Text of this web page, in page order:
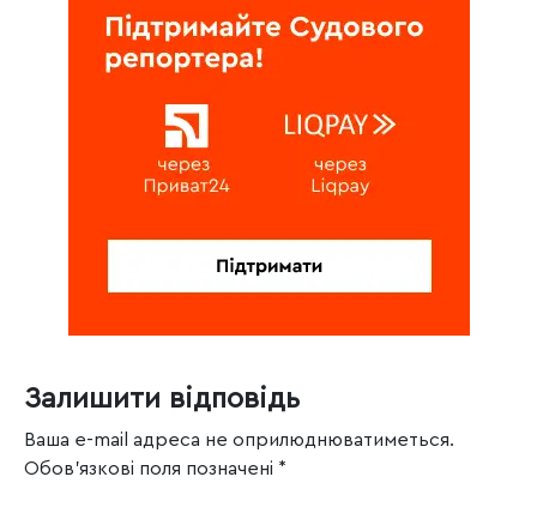
Залишити відповідь
Ваша e-mail адреса не оприлюднюватиметься.
Обов’язкові поля позначені *